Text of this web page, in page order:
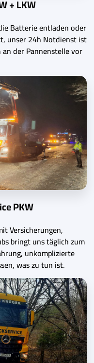
+ LKW
Batterie entladen oder
unser 24h Notdienst ist
der Pannenstelle vor
PKW
Versicherungen,
bringt uns täglich zum
unkomplizierte
was zu tun ist.